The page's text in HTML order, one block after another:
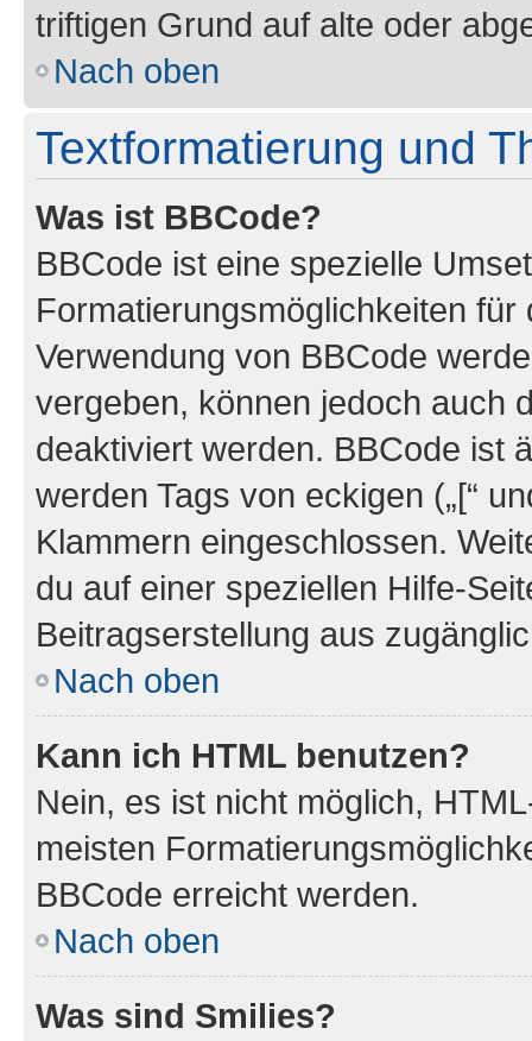
triftigen Grund auf alte oder
Nach oben
Textformatierung und
Was ist BBCode?
BBCode ist eine spezielle
Formatierungsmöglichkeiten
Verwendung von BBCode
vergeben, können jedoch auch
deaktiviert werden. BBCode ist
werden Tags von eckigen („[“
Klammern eingeschlossen.
du auf einer speziellen Hilfe-
Beitragserstellung aus
Nach oben
Kann ich HTML benutzen?
Nein, es ist nicht möglich,
meisten
BBCode erreicht werden.
Nach oben
Was sind Smilies?